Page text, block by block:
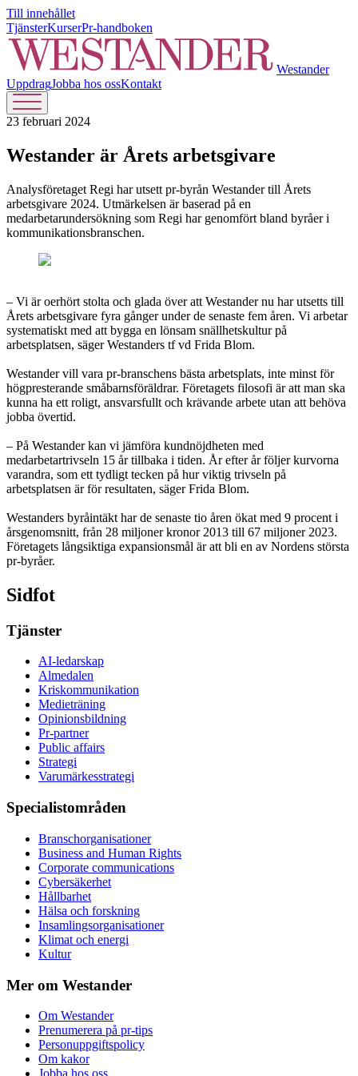
Till innehållet
TjänsterKurserPr-handboken
Westander
UppdragJobba hos ossKontakt
23 februari 2024
Westander är Årets arbetsgivare
Analysföretaget Regi har utsett pr-byrån Westander till Årets
arbetsgivare 2024. Utmärkelsen är baserad på en
medarbetarundersökning som Regi har genomfört bland byråer i
kommunikationsbranschen.
– Vi är oerhört stolta och glada över att Westander nu har utsetts till
Årets arbetsgivare fyra gånger under de senaste fem åren. Vi arbetar
systematiskt med att bygga en lönsam snällhetskultur på
arbetsplatsen, säger Westanders tf vd Frida Blom.
Westander vill vara pr-branschens bästa arbetsplats, inte minst för
högpresterande småbarnsföräldrar. Företagets filosofi är att man ska
kunna ha ett roligt, ansvarsfullt och krävande arbete utan att behöva
jobba övertid.
– På Westander kan vi jämföra kundnöjdheten med
medarbetartrivseln 15 år tillbaka i tiden. År efter år följer kurvorna
varandra, som ett tydligt tecken på hur viktig trivseln på
arbetsplatsen är för resultaten, säger Frida Blom.
Westanders byråintäkt har de senaste tio åren ökat med 9 procent i
årsgenomsnitt, från 28 miljoner kronor 2013 till 67 miljoner 2023.
Företagets långsiktiga expansionsmål är att bli en av Nordens största
pr-byråer.
Sidfot
Tjänster
AI-ledarskap
Almedalen
Kris­kommunikation
Medieträning
Opinionsbildning
Pr-partner
Public affairs
Strategi
Varumärkesstrategi
Specialistområden
Branschorganisationer
Business and Human Rights
Corporate communications
Cybersäkerhet
Hållbarhet
Hälsa och forskning
Insamlingsorganisationer
Klimat och energi
Kultur
Mer om Westander
Om Westander
Prenumerera på pr-tips
Personuppgiftspolicy
Om kakor